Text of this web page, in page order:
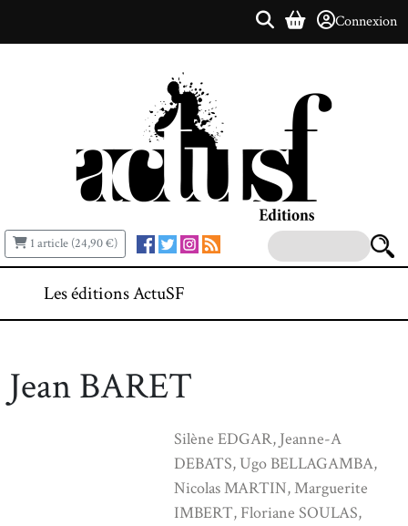
Connexion
1 article (24,90 €)
Les éditions ActuSF
Jean BARET
Silène EDGAR, Jeanne-A
DEBATS, Ugo BELLAGAMBA,
Nicolas MARTIN, Marguerite
IMBERT, Floriane SOULAS,